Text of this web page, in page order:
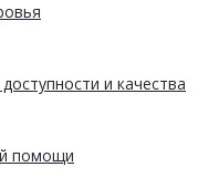
и качества
помощи